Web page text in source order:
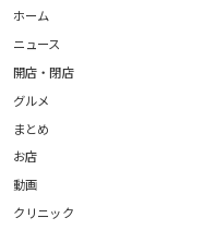
ホーム
ニュース
開店・閉店
グルメ
まとめ
お店
動画
クリニック